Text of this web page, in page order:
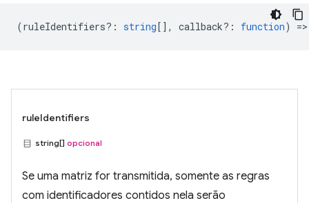
(ruleIdentifiers? : string[], callback? : function)
ruleIdentifiers
string[] opcional
Se uma matriz for transmitida, somente as regras
com identificadores contidos nela serão